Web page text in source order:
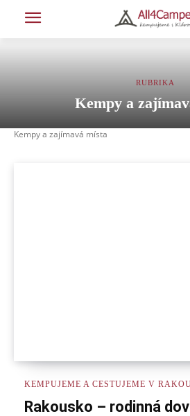
Kempy a zajímavá místa
RUBRIKA
Kempy a
KEMPUJEME A CESTUJEME V
Rakousko – rodinná